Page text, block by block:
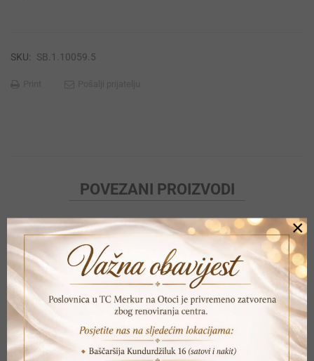
SKU: SB.1.10059.5
POVEZANI PROIZVODI
×